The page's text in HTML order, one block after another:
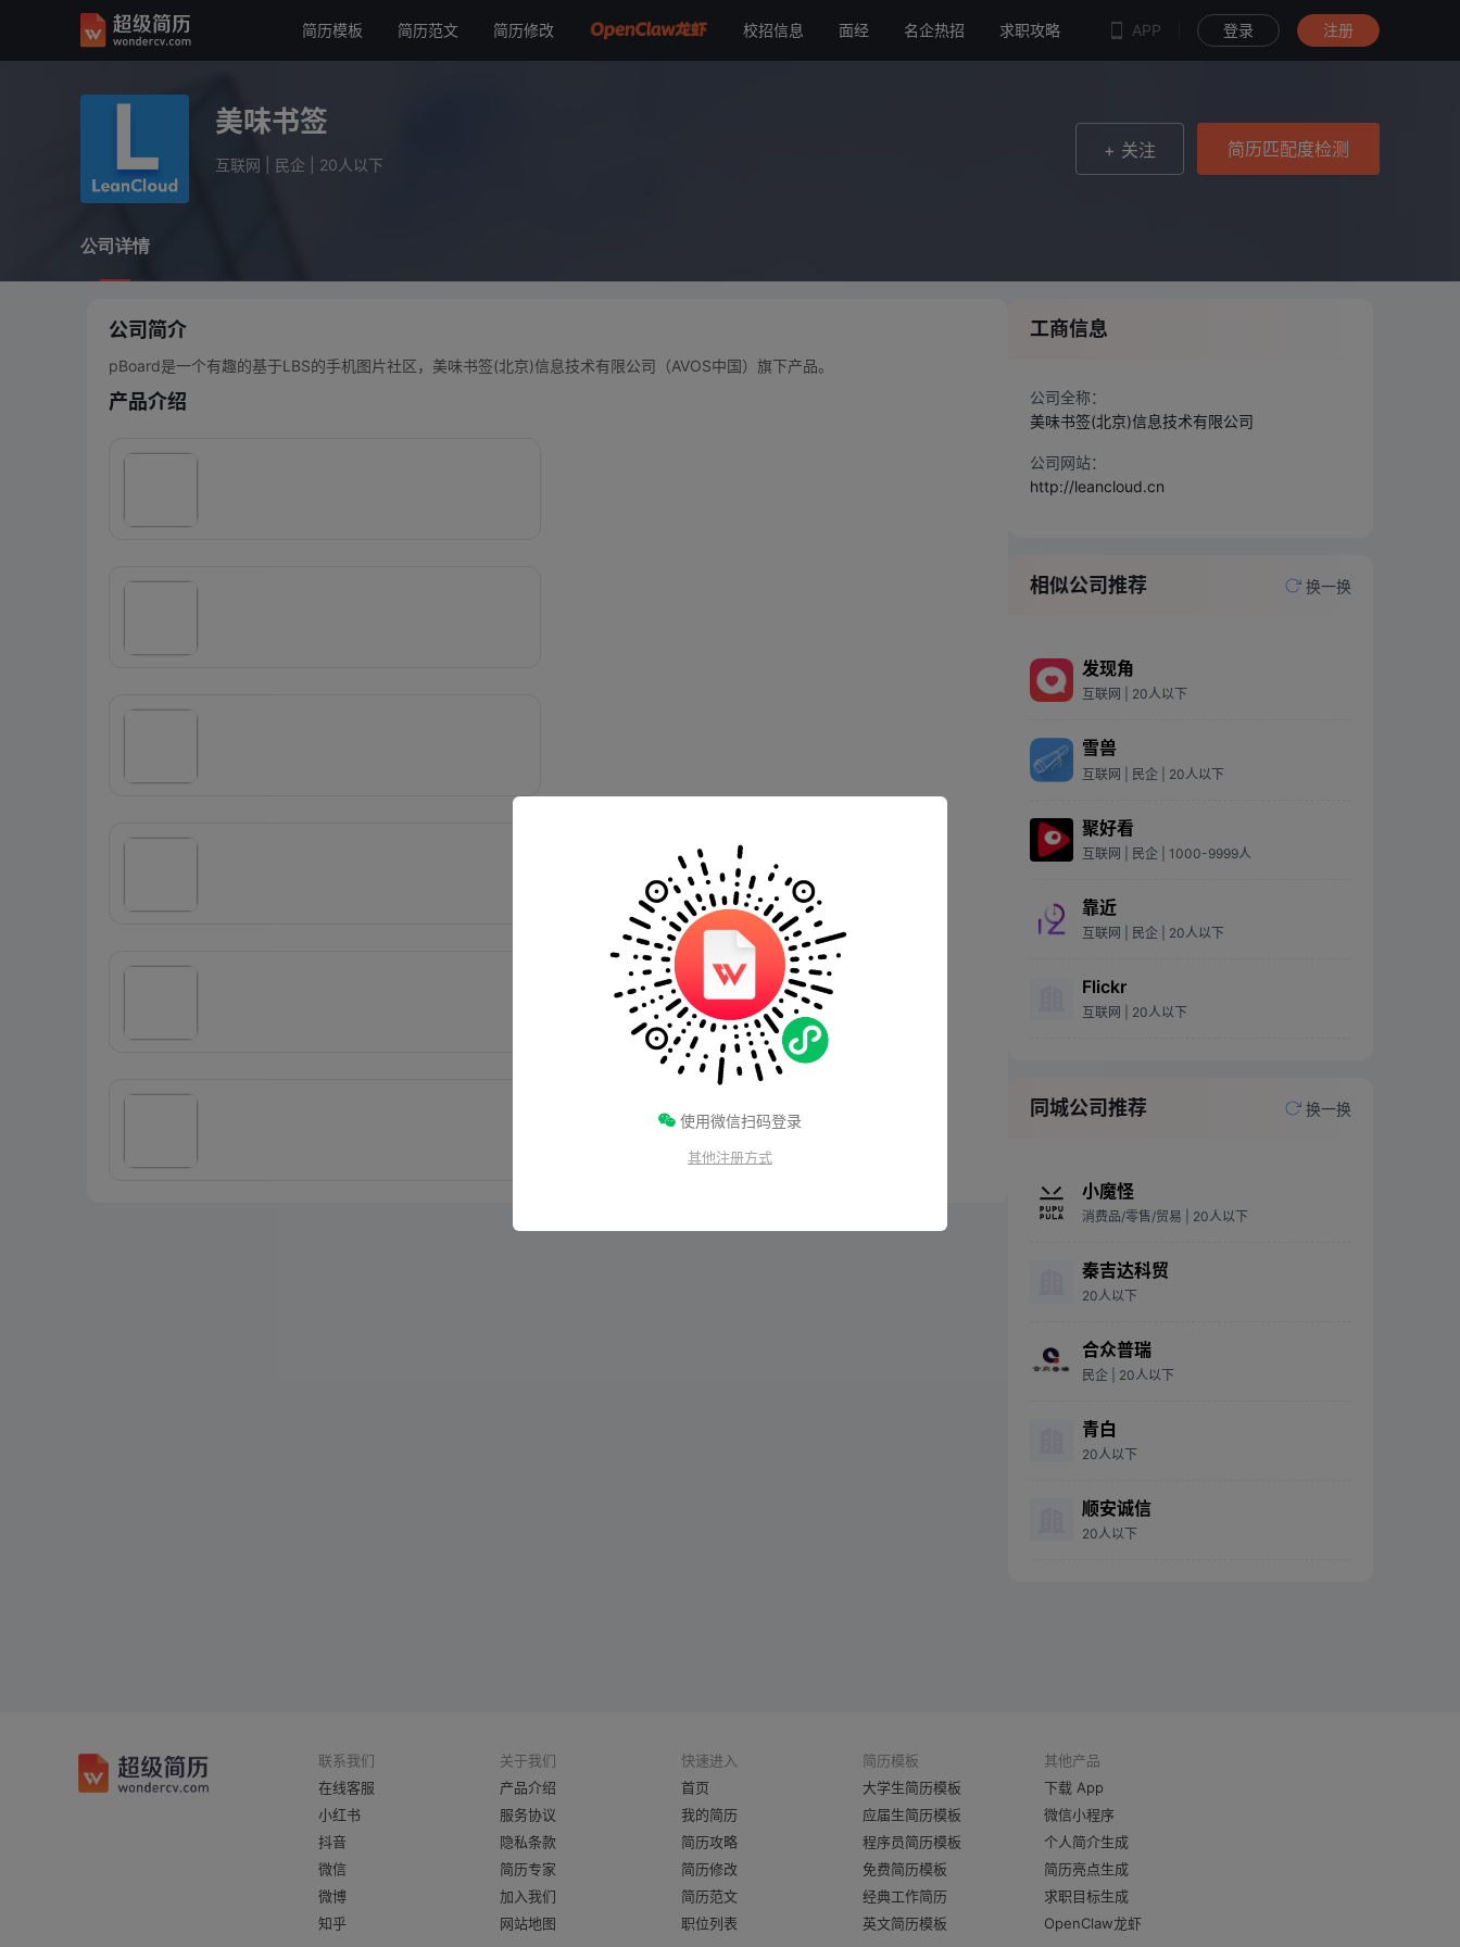
简历模板 简历范文 简历修改 校招信息 面经 名企热招 求职攻略 APP 登录 注册
美味书签
美味书签
互联网 民企 20人以下
+ 关注 简历匹配度检测
公司详情
公司简介
pBoard是一个有趣的基于LBS的手机图片社区，美味书签(北京)信息技术有限公司（AVOS中国）旗下产品。
产品介绍
工商信息
公司全称：
美味书签(北京)信息技术有限公司
公司网站：
http://leancloud.cn
相似公司推荐 换一换
发现角
互联网 | 20人以下
雪兽
互联网 | 民企 | 20人以下
聚好看
互联网 | 民企 | 1000-9999人
靠近
互联网 | 民企 | 20人以下
Flickr
互联网 | 20人以下
同城公司推荐 换一换
小魔怪
消费品/零售/贸易 | 20人以下
秦吉达科贸
20人以下
合众普瑞
民企 | 20人以下
青白
20人以下
顺安诚信
20人以下
使用微信扫码登录
其他注册方式
联系我们
在线客服
小红书
抖音
微信
微博
知乎
关于我们
产品介绍
服务协议
隐私条款
简历专家
加入我们
网站地图
快速进入
首页
我的简历
简历攻略
简历修改
简历范文
职位列表
简历模板
大学生简历模板
应届生简历模板
程序员简历模板
免费简历模板
经典工作简历
英文简历模板
其他产品
下载 App
微信小程序
个人简介生成
简历亮点生成
求职目标生成
OpenClaw龙虾